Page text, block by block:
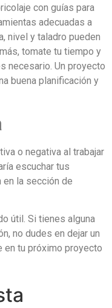
con guías para
adecuadas a
nivel y taladro pueden
tomate tu tiempo y
necesario. Un proyecto
buena planificación y
o negativa al trabajar
escuchar tus
en la sección de
útil. Si tienes alguna
no dudes en dejar un
en tu próximo proyecto